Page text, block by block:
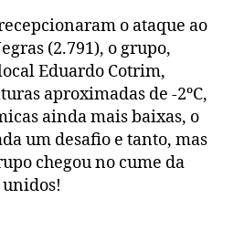
o ataque ao
(2.791), o grupo,
Eduardo Cotrim,
aproximadas de -2ºC,
ainda mais baixas, o
um desafio e tanto, mas
chegou no cume da